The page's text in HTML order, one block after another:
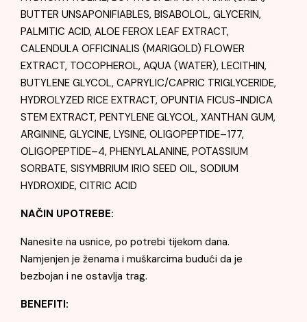
BUTTER UNSAPONIFIABLES, BISABOLOL, GLYCERIN,
PALMITIC ACID, ALOE FEROX LEAF EXTRACT,
CALENDULA OFFICINALIS (MARIGOLD) FLOWER
EXTRACT, TOCOPHEROL, AQUA (WATER), LECITHIN,
BUTYLENE GLYCOL, CAPRYLIC/CAPRIC TRIGLYCERIDE,
HYDROLYZED RICE EXTRACT, OPUNTIA FICUS-INDICA
STEM EXTRACT, PENTYLENE GLYCOL, XANTHAN GUM,
ARGININE, GLYCINE, LYSINE, OLIGOPEPTIDE–177,
OLIGOPEPTIDE–4, PHENYLALANINE, POTASSIUM
SORBATE, SISYMBRIUM IRIO SEED OIL, SODIUM
HYDROXIDE, CITRIC ACID
NAČIN UPOTREBE:
Nanesite na usnice, po potrebi tijekom dana.
Namjenjen je ženama i muškarcima budući da je
bezbojan i ne ostavlja trag.
BENEFITI: